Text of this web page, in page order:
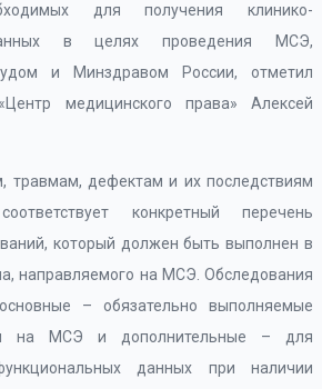
для получения клинико-
в целях проведения МСЭ,
и Минздравом России, отметил
медицинского права» Алексей
травмам, дефектам и их последствиям
конкретный перечень
который должен быть выполнен в
направляемого на МСЭ. Обследования
– обязательно выполняемые
на МСЭ и дополнительные – для
данных при наличии